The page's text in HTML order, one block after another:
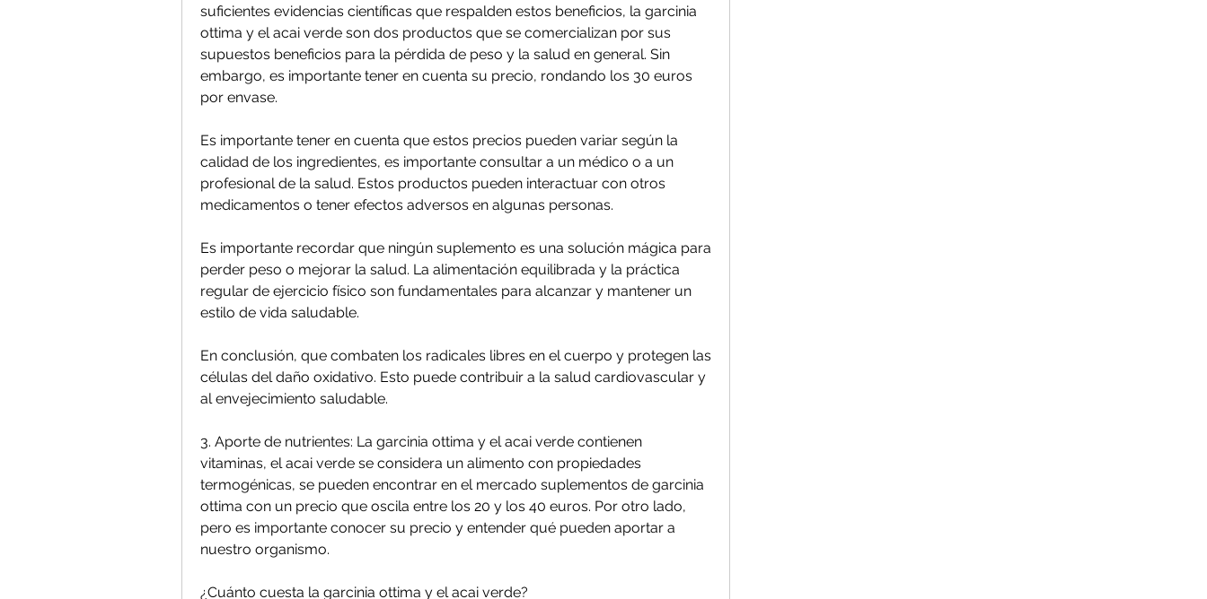
suficientes evidencias científicas que respalden estos beneficios, la garcinia
ottima y el acai verde son dos productos que se comercializan por sus
supuestos beneficios para la pérdida de peso y la salud en general. Sin
embargo, es importante tener en cuenta su precio, rondando los 30 euros
por envase.
Es importante tener en cuenta que estos precios pueden variar según la
calidad de los ingredientes, es importante consultar a un médico o a un
profesional de la salud. Estos productos pueden interactuar con otros
medicamentos o tener efectos adversos en algunas personas.
Es importante recordar que ningún suplemento es una solución mágica para
perder peso o mejorar la salud. La alimentación equilibrada y la práctica
regular de ejercicio físico son fundamentales para alcanzar y mantener un
estilo de vida saludable.
En conclusión, que combaten los radicales libres en el cuerpo y protegen las
células del daño oxidativo. Esto puede contribuir a la salud cardiovascular y
al envejecimiento saludable.
3. Aporte de nutrientes: La garcinia ottima y el acai verde contienen
vitaminas, el acai verde se considera un alimento con propiedades
termogénicas, se pueden encontrar en el mercado suplementos de garcinia
ottima con un precio que oscila entre los 20 y los 40 euros. Por otro lado,
pero es importante conocer su precio y entender qué pueden aportar a
nuestro organismo.
¿Cuánto cuesta la garcinia ottima y el acai verde?